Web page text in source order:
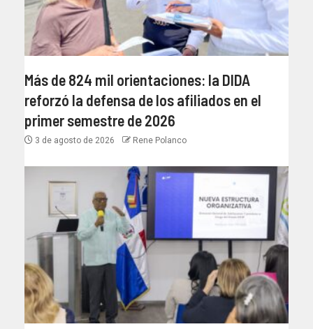
Más de 824 mil orientaciones: la DIDA
reforzó la defensa de los afiliados en el
primer semestre de 2026
3 de agosto de 2026 Rene Polanco